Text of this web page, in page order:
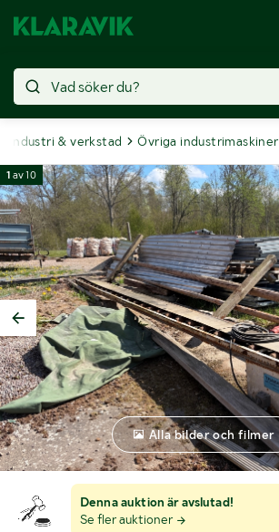
Industri & verkstad Övriga industrimaskiner
Denna auktion är avslutad!
Se fler auktioner
1 av10
Alla bilder och filmer